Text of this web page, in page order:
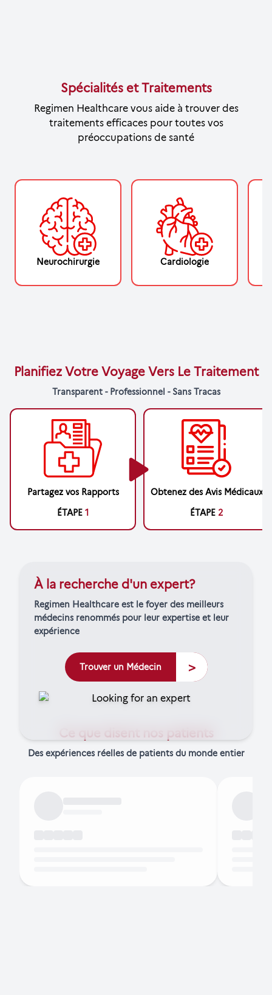
Spécialités et Traitements
Regimen Healthcare vous aide à trouver des
traitements efficaces pour toutes vos
préoccupations de santé
Neurochirurgie Cardiologie
Planifiez Votre Voyage Vers Le Traitement
Transparent - Professionnel - Sans Tracas
Partagez vos Rapports
ÉTAPE 1
Obtenez des Avis Médicaux
ÉTAPE 2
À la recherche d'un expert?
Regimen Healthcare est le foyer des meilleurs
médecins renommés pour leur expertise et leur
expérience
Trouver un Médecin >
Ce que disent nos patients
Des expériences réelles de patients du monde entier